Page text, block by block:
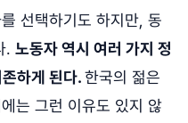
선택하기도 하지만, 동
. 노동자 역시 여러 가지 정
하게 된다.한국의 젊은
는 그런 이유도 있지 않